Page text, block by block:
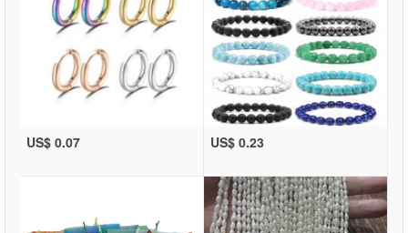
US$ 0.07 US$ 0.23